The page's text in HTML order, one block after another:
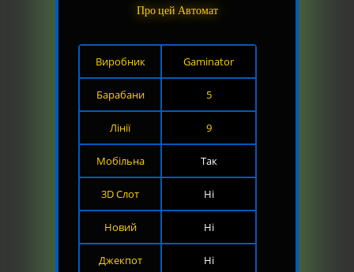
Про цей Автомат
Виробник Gaminator
Барабани 5
Лінії 9
Мобільна Так
3D Слот Ні
Новий Ні
Джекпот Ні